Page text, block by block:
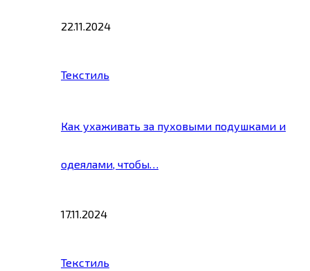
22.11.2024
Текстиль
Как ухаживать за пуховыми подушками и
одеялами, чтобы…
17.11.2024
Текстиль